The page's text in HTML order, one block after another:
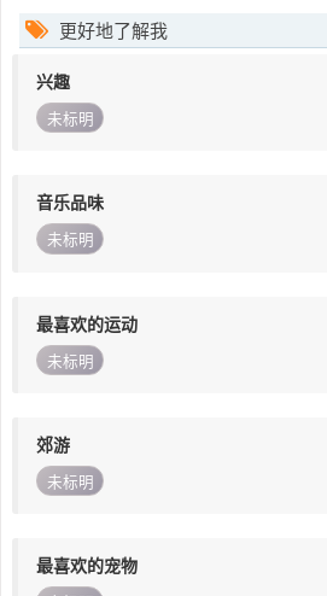
更好地了解我
兴趣
未标明
音乐品味
未标明
最喜欢的运动
未标明
郊游
未标明
最喜欢的宠物